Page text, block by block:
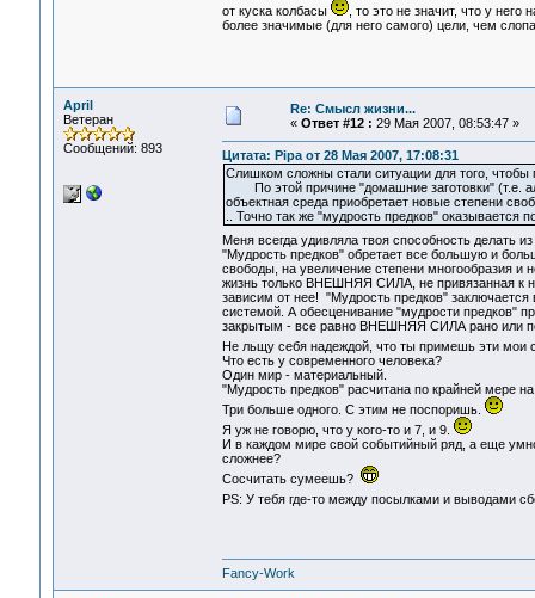
от куска колбасы
, то это не значит, что у него
более значимые (для него самого) цели, чем
April
Ветеран
Сообщений: 893
Re: Смысл жизни...
« Ответ #12 : 29 Мая 2007, 08:53:47 »
Цитата: Pipa от 28 Мая 2007, 17:08:31
Слишком сложны стали ситуации для того,
По этой причине "домашние заготовки" (т.е.
объектная среда приобретает новые степени
.. Точно так же "мудрость предков" оказывается
Меня всегда удивляла твоя способность
"Мудрость предков" обретает все большую и
свободы, на увеличение степени многообразия и
жизнь только ВНЕШНЯЯ СИЛА, не привязанная к
зависим от нее! "Мудрость предков"
системой. А обесценивание "мудрости предков"
закрытым - все равно ВНЕШНЯЯ СИЛА рано или
Не льщу себя надеждой, что ты примешь эти мои
Что есть у современного человека?
Один мир - материальный.
"Мудрость предков" расчитана по крайней мере
Три больше одного. С этим не поспоришь.
Я уж не говорю, что у кого-то и 7, и 9.
И в каждом мире свой событийный ряд, а еще
сложнее?
Сосчитать сумеешь?
PS: У тебя где-то между посылками и выводами
Fancy-Work